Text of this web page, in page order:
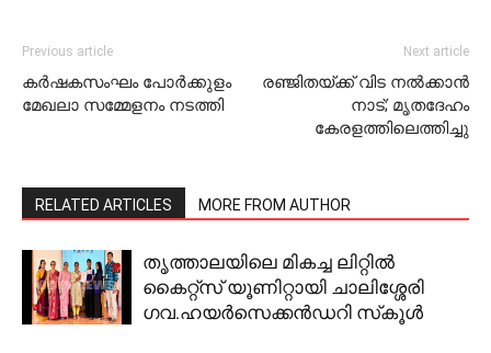
Previous article
കര്‍ഷകസംഘം പോര്‍ക്കുളം
മേഖലാ സമ്മേളനം നടത്തി
Next article
രഞ്ജിതയ്ക്ക് വിട നൽക്കാൻ
നാട്; മൃതദേഹം
കേരളത്തിലെത്തിച്ചു
RELATED ARTICLES MORE FROM AUTHOR
തൃത്താലയിലെ മികച്ച ലിറ്റില്‍
കൈറ്റ്‌സ് യൂണിറ്റായി ചാലിശ്ശേരി
ഗവ.ഹയര്‍സെക്കന്‍ഡറി സ്‌കൂള്‍